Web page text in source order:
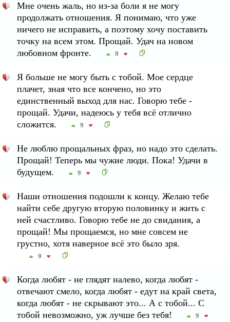
Мне очень жаль, но из-за боли я не могу
продолжать отношения. Я понимаю, что уже
ничего не исправить, а поэтому хочу поставить
точку на всем этом. Прощай. Удач на новом
любовном фронте.
9
Я больше не могу быть с тобой. Мое сердце
плачет, зная что все кончено, но это
единственный выход для нас. Говорю тебе -
прощай. Удачи, надеюсь у тебя всё отлично
сложится.
9
Не люблю прощальных фраз, но надо это сделать.
Прощай! Теперь мы чужие люди. Пока! Удачи в
будущем.
9
Наши отношения подошли к концу. Желаю тебе
найти себе другую вторую половинку и жить с
ней счастливо. Говорю тебе не до свидания, а
прощай! Мы прощаемся, но мне совсем не
грустно, хотя наверное всё это было зря.
9
Когда любят - не глядят налево, когда любят -
отвечают смело, когда любят - едут на край света,
когда любят - не скрывают это... А с тобой... С
тобой невозможно, уж лучше без тебя!
9